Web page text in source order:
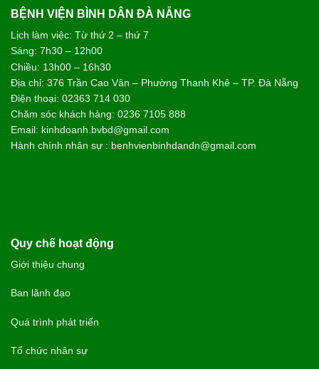
BỆNH VIỆN BÌNH DÂN ĐÀ NẴNG
Lịch làm việc: Từ thứ 2 – thứ 7
Sáng: 7h30 – 12h00
Chiều: 13h00 – 16h30
Địa chỉ: 376 Trần Cao Vân – Phường Thanh Khê – TP. Đà Nẵng
Điện thoại: 02363 714 030
Chăm sóc khách hàng: 0236 7105 888
Email: kinhdoanh.bvbd@gmail.com
Hành chính nhân sự : benhvienbinhdandn@gmail.com
Quy chế hoạt động
Giới thiệu chung
Ban lãnh đạo
Quá trình phát triển
Tổ chức nhân sự